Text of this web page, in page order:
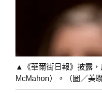
▲《華爾街日報》披露
McMahon）。（圖／美